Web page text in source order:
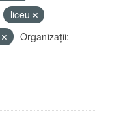
liceu
Organizații: